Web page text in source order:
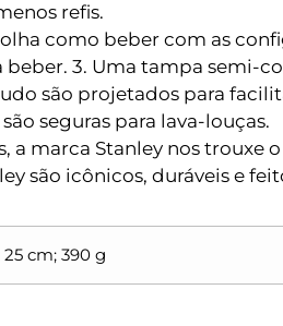
refis.
como beber com as
3. Uma tampa semi-
são projetados para
seguras para lava-louças.
a marca Stanley nos
são icônicos, duráveis e
25 cm; 390 g